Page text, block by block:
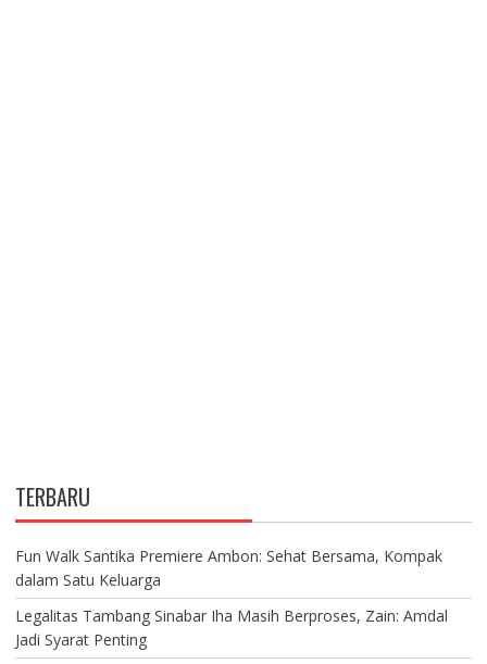
TERBARU
Fun Walk Santika Premiere Ambon: Sehat Bersama, Kompak
dalam Satu Keluarga
Legalitas Tambang Sinabar Iha Masih Berproses, Zain: Amdal
Jadi Syarat Penting